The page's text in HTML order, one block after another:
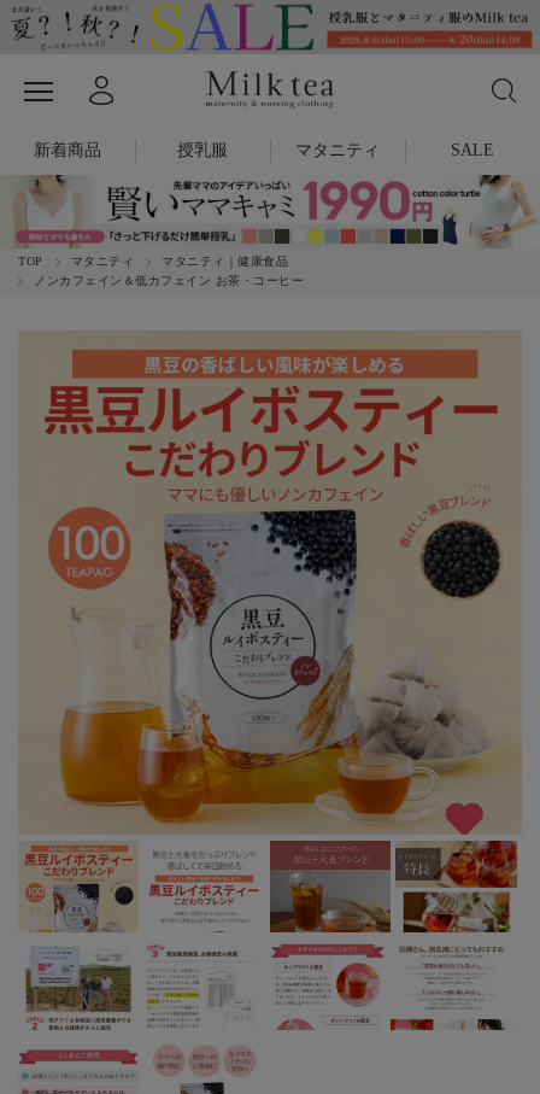
新着商品 授乳服 マタニティ SALE
TOP マタニティ
マタニティ｜健康食品
ノンカフェイン＆低カフェイン お茶・コーヒー